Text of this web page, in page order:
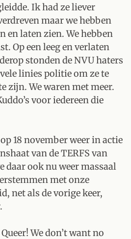
Ik had ze liever
maar we hebben
en laten zien. We hebben
Op een leeg en verlaten
stonden de NVU haters
linies politie om ze te
zijn. We waren met meer.
voor iedereen die
18 november weer in actie
van de TERFS van
daar ook nu weer massaal
met onze
net als de vorige keer,
We don’t want no